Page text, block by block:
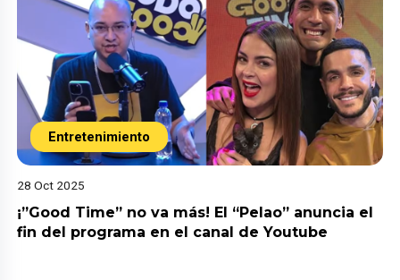
Entretenimiento
28 Oct 2025
¡”Good Time” no va más! El “Pelao” anuncia el
fin del programa en el canal de Youtube